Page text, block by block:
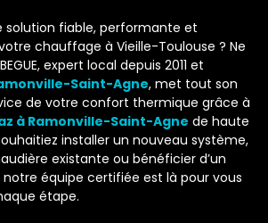
solution fiable, performante et
chauffage à Vieille-Toulouse ? Ne
expert local depuis 2011 et
Saint-Agne, met tout son
de votre confort thermique grâce à
à Ramonville-Saint-Agne de haute
installer un nouveau système,
existante ou bénéficier d’un
équipe certifiée est là pour vous
étape.